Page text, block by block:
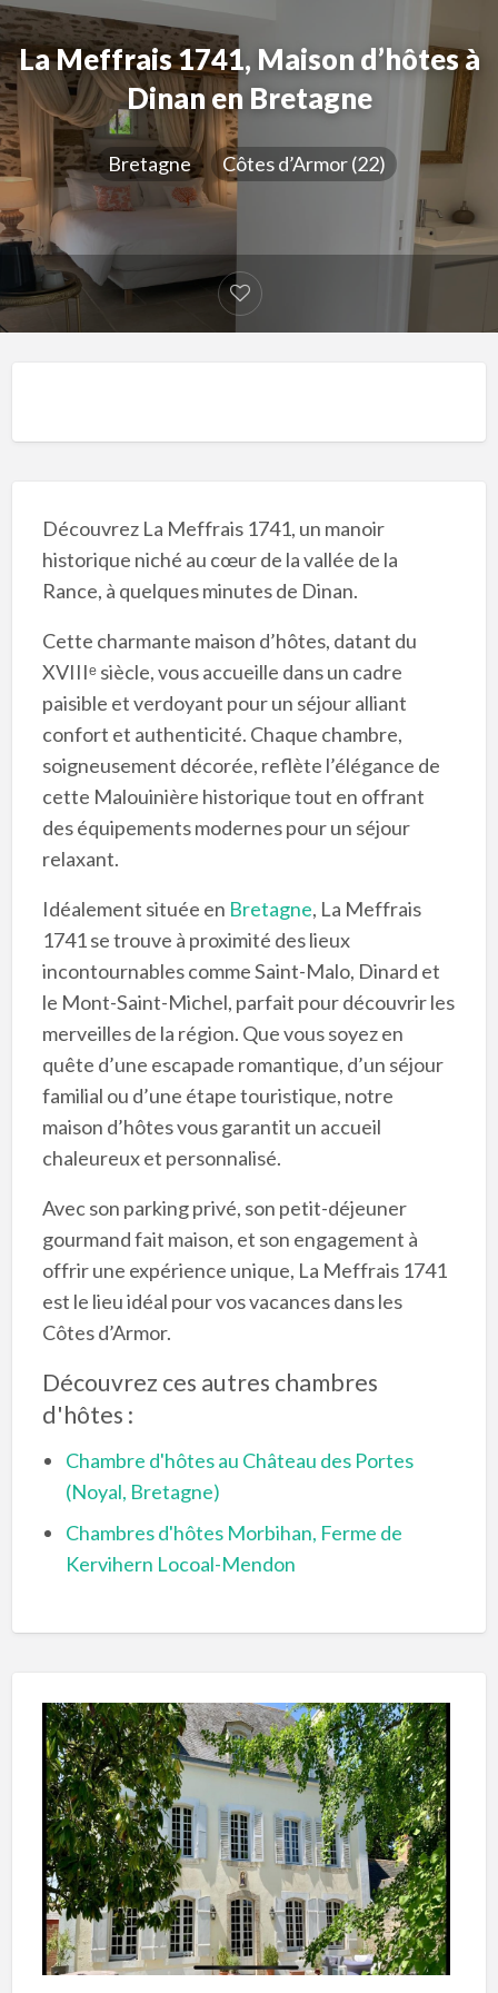
La Meffrais 1741, Maison d’hôtes à
Dinan en Bretagne
Bretagne Côtes d’Armor (22)
Découvrez La Meffrais 1741, un manoir
historique niché au cœur de la vallée de la
Rance, à quelques minutes de Dinan.
Cette charmante maison d’hôtes, datant du
XVIIIᵉ siècle, vous accueille dans un cadre
paisible et verdoyant pour un séjour alliant
confort et authenticité. Chaque chambre,
soigneusement décorée, reflète l’élégance de
cette Malouinière historique tout en offrant
des équipements modernes pour un séjour
relaxant.
Idéalement située en Bretagne, La Meffrais
1741 se trouve à proximité des lieux
incontournables comme Saint-Malo, Dinard et
le Mont-Saint-Michel, parfait pour découvrir les
merveilles de la région. Que vous soyez en
quête d’une escapade romantique, d’un séjour
familial ou d’une étape touristique, notre
maison d’hôtes vous garantit un accueil
chaleureux et personnalisé.
Avec son parking privé, son petit-déjeuner
gourmand fait maison, et son engagement à
offrir une expérience unique, La Meffrais 1741
est le lieu idéal pour vos vacances dans les
Côtes d’Armor.
Découvrez ces autres chambres
d'hôtes :
Chambre d'hôtes au Château des Portes
(Noyal, Bretagne)
Chambres d'hôtes Morbihan, Ferme de
Kervihern Locoal-Mendon